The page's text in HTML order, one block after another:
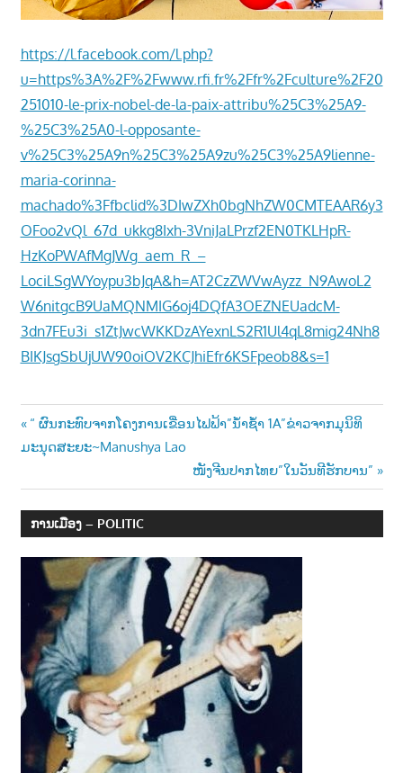
https://l.facebook.com/l.php?
u=https%3A%2F%2Fwww.rfi.fr%2Ffr%2Fculture%2F20
251010-le-prix-nobel-de-la-paix-attribu%25C3%25A9-
%25C3%25A0-l-opposante-
v%25C3%25A9n%25C3%25A9zu%25C3%25A9lienne-
maria-corinna-
machado%3Ffbclid%3DIwZXh0bgNhZW0CMTEAAR6y3
OFoo2vQl_67d_ukkg8Ixh-3VniJaLPrzf2EN0TKLHpR-
HzKoPWAfMgJWg_aem_R_–
LociLSgWYoypu3bJqA&h=AT2CzZWVwAyzz_N9AwoL2
W6nitgcB9UaMQNMIG6oj4DQfA3OEZNEUadcM-
3dn7FEu3i_s1ZtJwcWKKDzAYexnLS2R1Ul4qL8mig24Nh8
BIKJsgSbUjUW90oiOV2KCJhiEfr6KSFpeob8&s=1
Post
navigation
Previous
Post:
“ ຜົນກະທົບຈາກໂຄງການເຂື່ອນໄຟຟ້າ”ນໍ້າຊໍ້າ 1A”ຂ່າວຈາກມຸນິທິ
ມະນຸດສະຍະ~Manushya Lao
Next
Post:
ໜັງຈີນປາກໄທຍ”ໃນວັນທີຮັກບານ”
ການເມືອງ – POLITIC